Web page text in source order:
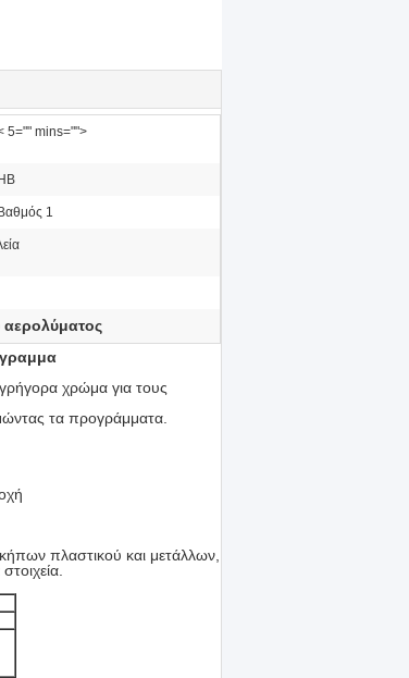
5="" mins="">
HB
Βαθμός 1
χρώμα για τους
τα προγράμματα.
πλαστικού και μετάλλων,